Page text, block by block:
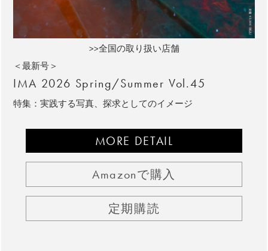
>>全国の取り扱い店舗
＜最新号＞
IMA 2026 Spring/Summer Vol.45
特集：実践する写真、探求としてのイメージ
MORE DETAIL
Amazonで購入
定期購読